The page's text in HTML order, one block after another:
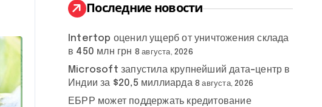
:
Последние новости
Intertop оценил ущерб от уничтожения склада
в 450 млн грн 8 августа, 2026
Microsoft запустила крупнейший дата-центр в
Индии за $20,5 миллиарда 8 августа, 2026
ЕБРР может поддержать кредитование